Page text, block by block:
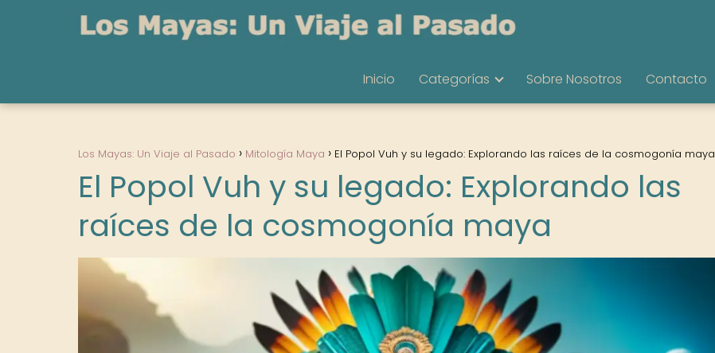
Inicio Categorías Sobre Nosotros Contacto
Los Mayas: Un Viaje al Pasado Mitología Maya El Popol Vuh y su legado: Explorando las raíces de la cosmogonía maya
El Popol Vuh y su legado: Explorando las
raíces de la cosmogonía maya